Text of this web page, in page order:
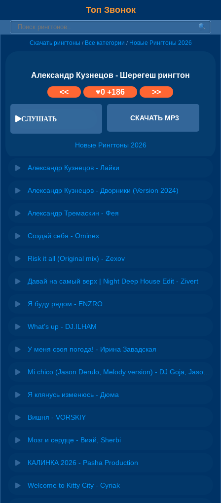
Топ Звонок
Скачать рингтоны / Все категории / Новые Рингтоны 2026
Александр Кузнецов - Шерегеш рингтон
<<
♥0+186 >>
СЛУШАТЬ СКАЧАТЬ MP3
Новые Рингтоны 2026
Александр Кузнецов - Лайки
Александр Кузнецов - Дворники (Version 2024)
Александр Тремаскин - Фея
Создай себя - Ominex
Risk it all (Original mix) - Zexov
Давай на самый верх | Night Deep House Edit - Zivert
Я буду рядом - ENZRO
What's up - DJ.ILHAM
У меня своя погода! - Ирина Завадская
Я клянусь изменюсь - Дюма
Вишня - VORSKIY
Мозг и сердце - Виай, Sherbi
КАЛИНКА 2026 - Pasha Production
Welcome to Kitty City - Cyriak